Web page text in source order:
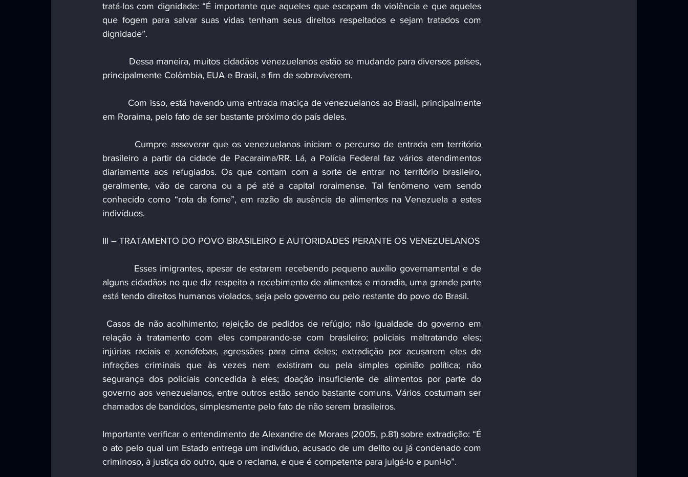
tratá-los com dignidade: “É importante que aqueles que escapam da violência e que aqueles
que fogem para salvar suas vidas tenham seus direitos respeitados e sejam tratados com
dignidade”.
principalmente Colômbia, EUA e Brasil, a fim de sobreviverem.
em Roraima, pelo fato de ser bastante próximo do país deles.
brasileiro a partir da cidade de Pacaraima/RR. Lá, a Polícia Federal faz vários atendimentos
diariamente aos refugiados. Os que contam com a sorte de entrar no território brasileiro,
geralmente, vão de carona ou a pé até a capital roraimense. Tal fenômeno vem sendo
conhecido como “rota da fome”, em razão da ausência de alimentos na Venezuela a estes
indivíduos.
III – TRATAMENTO DO POVO BRASILEIRO E AUTORIDADES PERANTE OS VENEZUELANOS
alguns cidadãos no que diz respeito a recebimento de alimentos e moradia, uma grande parte
está tendo direitos humanos violados, seja pelo governo ou pelo restante do povo do Brasil.
relação à tratamento com eles comparando-se com brasileiro; policiais maltratando eles;
injúrias raciais e xenófobas, agressões para cima deles; extradição por acusarem eles de
infrações criminais que às vezes nem existiram ou pela simples opinião política; não
segurança dos policiais concedida à eles; doação insuficiente de alimentos por parte do
governo aos venezuelanos, entre outros estão sendo bastante comuns. Vários costumam ser
chamados de bandidos, simplesmente pelo fato de não serem brasileiros.
Importante verificar o entendimento de Alexandre de Moraes (2005, p.81) sobre extradição: “É
o ato pelo qual um Estado entrega um indivíduo, acusado de um delito ou já condenado com
criminoso, à justiça do outro, que o reclama, e que é competente para julgá-lo e puni-lo”.